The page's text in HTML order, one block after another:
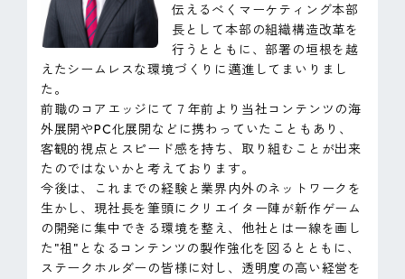
伝えるべくマーケティング本部
長として本部の組織構造改革を
行うとともに、部署の垣根を越
えたシームレスな環境づくりに邁進してまいりまし
た。
前職のコアエッジにて７年前より当社コンテンツの海
外展開やPC化展開などに携わっていたこともあり、
客観的視点とスピード感を持ち、取り組むことが出来
たのではないかと考えております。
今後は、これまでの経験と業界内外のネットワークを
生かし、現社長を筆頭にクリエイター陣が新作ゲーム
の開発に集中できる環境を整え、他社とは一線を画し
た"祖"となるコンテンツの製作強化を図るとともに、
ステークホルダーの皆様に対し、透明度の高い経営を